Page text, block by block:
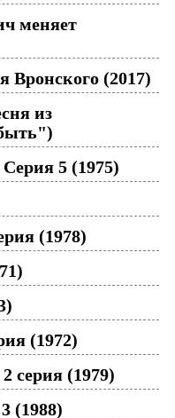
меняет
Вронского (2017)
из
5 (1975)
(1978)
(1972)
серия (1979)
(1988)